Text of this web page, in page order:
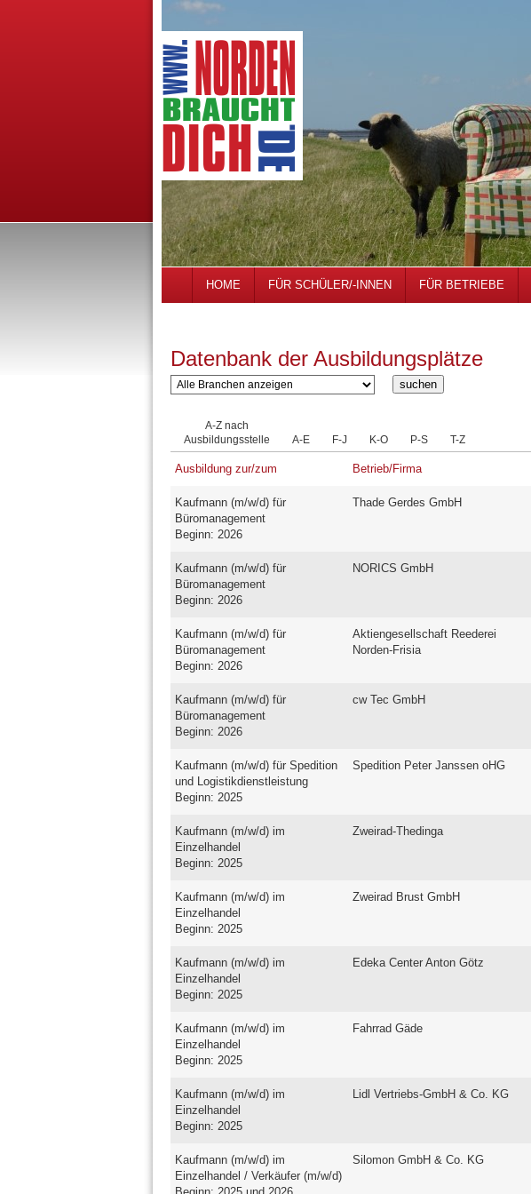
HOME FÜR SCHÜLER/-INNEN FÜR BETRIEBE
Datenbank der Ausbildungsplätze
A-Z nach
Ausbildungsstelle
A-E F-J K-O P-S T-Z
Ausbildung zur/zum Betrieb/Firma
Kaufmann (m/w/d) für
Büromanagement
Beginn: 2026
Thade Gerdes GmbH
Kaufmann (m/w/d) für
Büromanagement
Beginn: 2026
NORICS GmbH
Kaufmann (m/w/d) für
Büromanagement
Beginn: 2026
Aktiengesellschaft Reederei
Norden-Frisia
Kaufmann (m/w/d) für
Büromanagement
Beginn: 2026
cw Tec GmbH
Kaufmann (m/w/d) für Spedition
und Logistikdienstleistung
Beginn: 2025
Spedition Peter Janssen oHG
Kaufmann (m/w/d) im
Einzelhandel
Beginn: 2025
Zweirad-Thedinga
Kaufmann (m/w/d) im
Einzelhandel
Beginn: 2025
Zweirad Brust GmbH
Kaufmann (m/w/d) im
Einzelhandel
Beginn: 2025
Edeka Center Anton Götz
Kaufmann (m/w/d) im
Einzelhandel
Beginn: 2025
Fahrrad Gäde
Kaufmann (m/w/d) im
Einzelhandel
Beginn: 2025
Lidl Vertriebs-GmbH & Co. KG
Kaufmann (m/w/d) im
Einzelhandel / Verkäufer (m/w/d)
Silomon GmbH & Co. KG